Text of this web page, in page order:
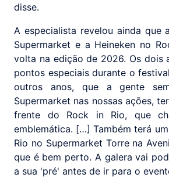
disse.
A especialista revelou ainda que
Supermarket e a Heineken no
volta na edição de 2026. Os dois
pontos especiais durante o
outros anos, que a gente
Supermarket nas nossas ações,
frente do Rock in Rio, que
emblemática. […] Também terá
Rio no Supermarket Torre na
que é bem perto. A galera vai
a sua 'pré' antes de ir para o